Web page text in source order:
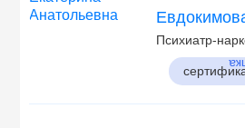
Психиатр-